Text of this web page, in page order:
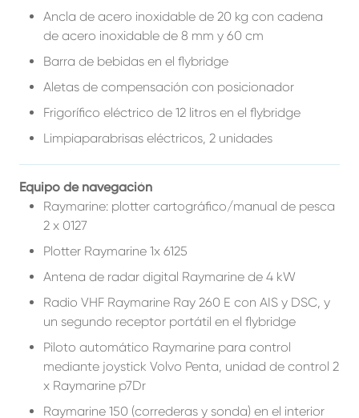
Ancla de acero inoxidable de 20 kg con cadena
de acero inoxidable de 8 mm y 60 cm
Barra de bebidas en el flybridge
Aletas de compensación con posicionador
Frigorífico eléctrico de 12 litros en el flybridge
Limpiaparabrisas eléctricos, 2 unidades
Equipo de navegación
Raymarine: plotter cartográfico/manual de pesca
2 x 0127
Plotter Raymarine 1x 6125
Antena de radar digital Raymarine de 4 kW
Radio VHF Raymarine Ray 260 E con AIS y DSC, y
un segundo receptor portátil en el flybridge
Piloto automático Raymarine para control
mediante joystick Volvo Penta, unidad de control 2
x Raymarine p7Dr
Raymarine 150 (correderas y sonda) en el interior